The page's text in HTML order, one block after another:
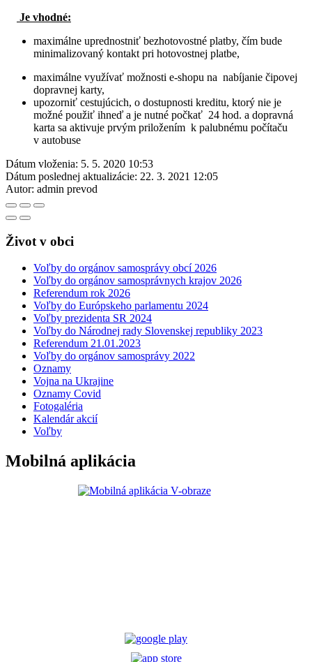
Je vhodné:
maximálne uprednostniť bezhotovostné platby, čím bude
minimalizovaný kontakt pri hotovostnej platbe,
maximálne využívať možnosti e-shopu na nabíjanie čipovej
dopravnej karty,
upozorniť cestujúcich, o dostupnosti kreditu, ktorý nie je
možné použiť ihneď a je nutné počkať 24 hod. a dopravná
karta sa aktivuje prvým priložením k palubnému počítaču
v autobuse
Dátum vloženia: 5. 5. 2020 10:53
Dátum poslednej aktualizácie: 22. 3. 2021 12:05
Autor: admin prevod
Život v obci
Voľby do orgánov samosprávy obcí 2026
Voľby do orgánov samosprávnych krajov 2026
Referendum rok 2026
Voľby do Európskeho parlamentu 2024
Voľby prezidenta SR 2024
Voľby do Národnej rady Slovenskej republiky 2023
Referendum 21.01.2023
Voľby do orgánov samosprávy 2022
Oznamy
Vojna na Ukrajine
Oznamy Covid
Fotogaléria
Kalendár akcií
Voľby
Mobilná aplikácia